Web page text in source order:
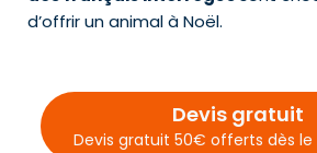
d’offrir un animal à Noël.
Devis gratuit
Devis gratuit 50€ offerts dès le